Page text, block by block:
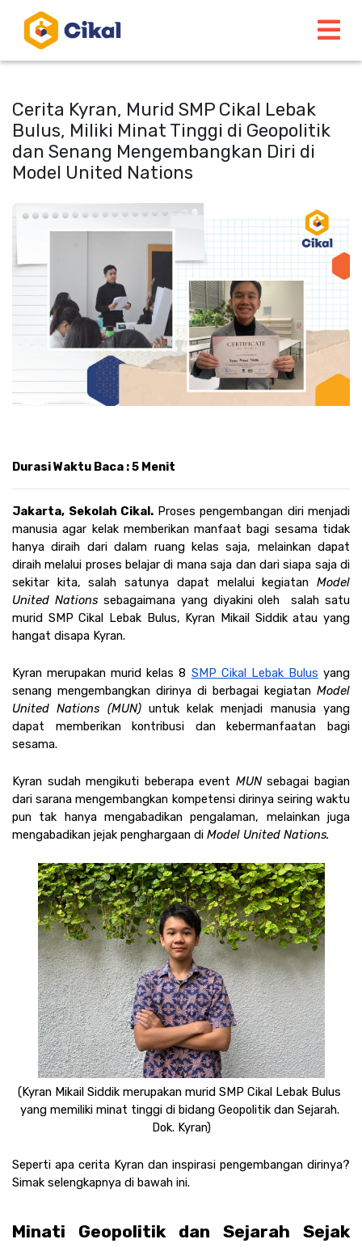
Cerita Kyran, Murid SMP Cikal Lebak
Bulus, Miliki Minat Tinggi di Geopolitik
dan Senang Mengembangkan Diri di
Model United Nations
Durasi Waktu Baca : 5 Menit
Jakarta, Sekolah Cikal. Proses pengembangan diri menjadi
manusia agar kelak memberikan manfaat bagi sesama tidak
hanya diraih dari dalam ruang kelas saja, melainkan dapat
diraih melalui proses belajar di mana saja dan dari siapa saja di
sekitar kita, salah satunya dapat melalui kegiatan Model
United Nations sebagaimana yang diyakini oleh  salah satu
murid SMP Cikal Lebak Bulus, Kyran Mikail Siddik atau yang
hangat disapa Kyran.
Kyran merupakan murid kelas 8 SMP Cikal Lebak Bulus yang
senang mengembangkan dirinya di berbagai kegiatan Model
United Nations (MUN) untuk kelak menjadi manusia yang
dapat memberikan kontribusi dan kebermanfaatan bagi
sesama.
Kyran sudah mengikuti beberapa event MUN sebagai bagian
dari sarana mengembangkan kompetensi dirinya seiring waktu
pun tak hanya mengabadikan pengalaman, melainkan juga
mengabadikan jejak penghargaan di Model United Nations.
(Kyran Mikail Siddik merupakan murid SMP Cikal Lebak Bulus
yang memiliki minat tinggi di bidang Geopolitik dan Sejarah.
Dok. Kyran)
Seperti apa cerita Kyran dan inspirasi pengembangan dirinya?
Simak selengkapnya di bawah ini.
Minati Geopolitik dan Sejarah Sejak